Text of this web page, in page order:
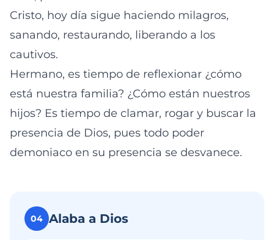
Cristo, hoy día sigue haciendo milagros,
sanando, restaurando, liberando a los
cautivos.
Hermano, es tiempo de reflexionar ¿cómo
está nuestra familia? ¿Cómo están nuestros
hijos? Es tiempo de clamar, rogar y buscar la
presencia de Dios, pues todo poder
demoniaco en su presencia se desvanece.
04 Alaba a Dios